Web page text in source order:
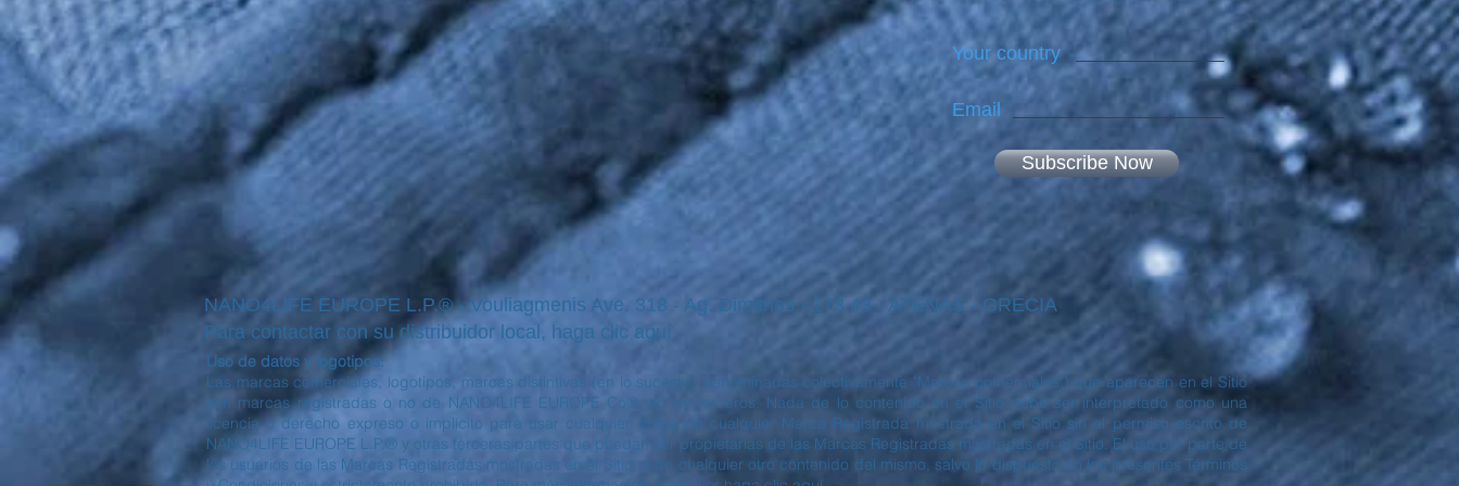
Your country
Email
Subscribe Now
NANO4LIFE EUROPE L.P.® - Vouliagmenis Ave. 318 - Ag. Dimitrios - 173 43 - ATENAS - GRECIA
Para contactar con su distribuidor local, haga clic aquí
Uso de datos y logotipos:
Las marcas comerciales, logotipos, marcas distintivas (en lo sucesivo denominadas colectivamente "Marcas comerciales") que aparecen en el Sitio
son marcas registradas o no de NANO4LIFE EUROPE Co® y/o de terceros. Nada de lo contenido en el Sitio debe ser interpretado como una
licencia o derecho expreso o implícito para usar cualquier forma de cualquier Marca Registrada mostrada en el Sitio sin el permiso escrito de
NANO4LIFE EUROPE L.P.® y otras terceras partes que puedan ser propietarias de las Marcas Registradas mostradas en el Sitio. El uso por parte de
los usuarios de las Marcas Registradas mostradas en el Sitio, o de cualquier otro contenido del mismo, salvo lo dispuesto en los presentes Términos